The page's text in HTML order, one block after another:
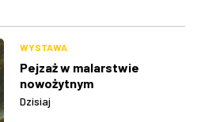
WYSTAWA
Pejzaż w malarstwie
nowożytnym
Dzisiaj